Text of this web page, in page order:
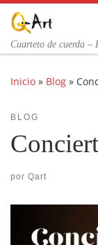
Saltar al
Cuarteto de cuerda –
Inicio » Blog »
BLOG
por Qart